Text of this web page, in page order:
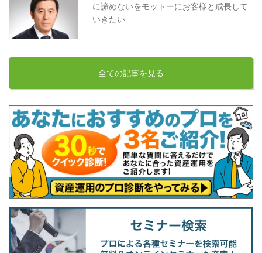
に諦めないをモットーにお客様と成長して
いきたい
全ての記事を見る